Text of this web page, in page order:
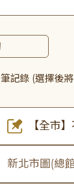
筆記錄 (選擇後
【全市
新北市圖(總